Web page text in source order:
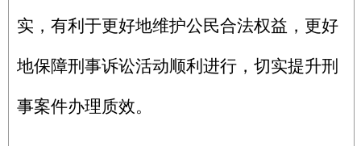
实，有利于更好地维护公民合法权益，更好
地保障刑事诉讼活动顺利进行，切实提升刑
事案件办理质效。